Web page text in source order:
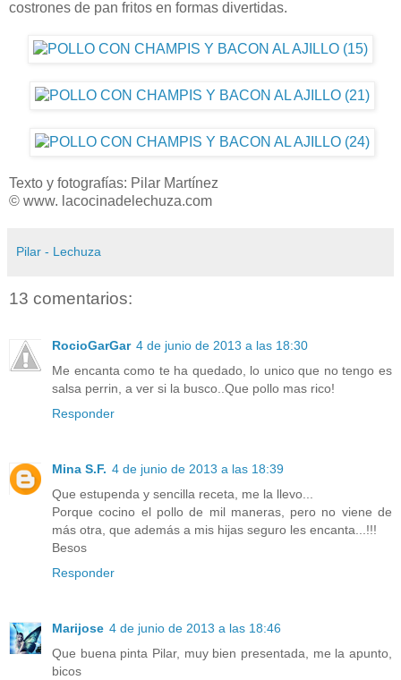
costrones de pan fritos en formas divertidas.
Texto y fotografías: Pilar Martínez
© www. lacocinadelechuza.com
Pilar - Lechuza
13 comentarios:
RocioGarGar 4 de junio de 2013 a las 18:30
Me encanta como te ha quedado, lo unico que no tengo es
salsa perrin, a ver si la busco..Que pollo mas rico!
Responder
Mina S.F. 4 de junio de 2013 a las 18:39
Que estupenda y sencilla receta, me la llevo...
Porque cocino el pollo de mil maneras, pero no viene de
más otra, que además a mis hijas seguro les encanta...!!!
Besos
Responder
Marijose 4 de junio de 2013 a las 18:46
Que buena pinta Pilar, muy bien presentada, me la apunto,
bicos